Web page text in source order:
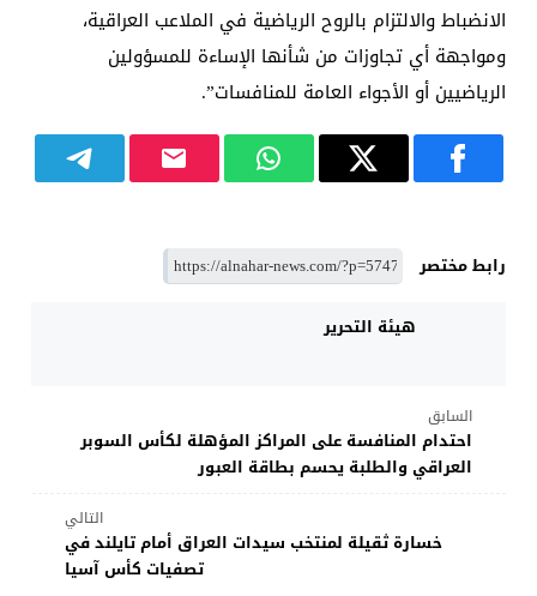
الانضباط والالتزام بالروح الرياضية في الملاعب العراقية،
ومواجهة أي تجاوزات من شأنها الإساءة للمسؤولين
الرياضيين أو الأجواء العامة للمنافسات”.
رابط مختصر
هيئة التحرير
السابق
احتدام المنافسة على المراكز المؤهلة لكأس السوبر
العراقي والطلبة يحسم بطاقة العبور
التالي
خسارة ثقيلة لمنتخب سيدات العراق أمام تايلند في
تصفيات كأس آسيا